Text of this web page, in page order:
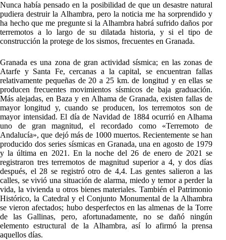
Nunca había pensado en la posibilidad de que un desastre natural
pudiera destruir la Alhambra, pero la noticia me ha sorprendido y
ha hecho que me pregunte si la Alhambra habrá sufrido daños por
terremotos a lo largo de su dilatada historia, y si el tipo de
construcción la protege de los sismos, frecuentes en Granada.
Granada es una zona de gran actividad sísmica; en las zonas de
Atarfe y Santa Fe, cercanas a la capital, se encuentran fallas
relativamente pequeñas de 20 a 25 km. de longitud y en ellas se
producen frecuentes movimientos sísmicos de baja graduación.
Más alejadas, en Baza y en Alhama de Granada, existen fallas de
mayor longitud y, cuando se producen, los terremotos son de
mayor intensidad. El día de Navidad de 1884 ocurrió en Alhama
uno de gran magnitud, el recordado como «Terremoto de
Andalucía», que dejó más de 1000 muertos. Recientemente se han
producido dos series sísmicas en Granada, una en agosto de 1979
y la última en 2021. En la noche del 26 de enero de 2021 se
registraron tres terremotos de magnitud superior a 4, y dos días
después, el 28 se registró otro de 4,4. Las gentes salieron a las
calles, se vivió una situación de alarma, miedo y temor a perder la
vida, la vivienda u otros bienes materiales. También el Patrimonio
Histórico, la Catedral y el Conjunto Monumental de la Alhambra
se vieron afectados; hubo desperfectos en las almenas de la Torre
de las Gallinas, pero, afortunadamente, no se dañó ningún
elemento estructural de la Alhambra, así lo afirmó la prensa
aquellos días.